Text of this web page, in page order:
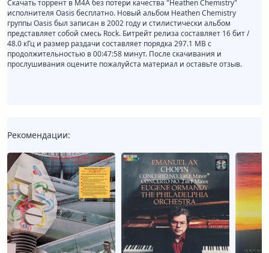
Скачать торрент в M4A без потери качества "Heathen Chemistry"
исполнителя Oasis бесплатно. Новый альбом Heathen Chemistry
группы Oasis был записан в 2002 году и стилистически альбом
представляет собой смесь Rock. Битрейт релиза составляет 16 бит /
48.0 кГц и размер раздачи составляет порядка 297.1 MB с
продолжительностью в 00:47:58 минут. После скачивания и
прослушивания оцените пожалуйста материал и оставьте отзыв.
Рекомендации: